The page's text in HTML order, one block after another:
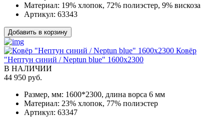
Материал: 19% хлопок, 72% полиэстер, 9% вискоза
Артикул: 63343
Добавить в корзину
Ковёр
"Нептун синий / Neptun blue" 1600x2300
В НАЛИЧИИ
44 950 руб.
Размер, мм: 1600*2300, длина ворса 6 мм
Материал: 23% хлопок, 77% полиэстер
Артикул: 63347